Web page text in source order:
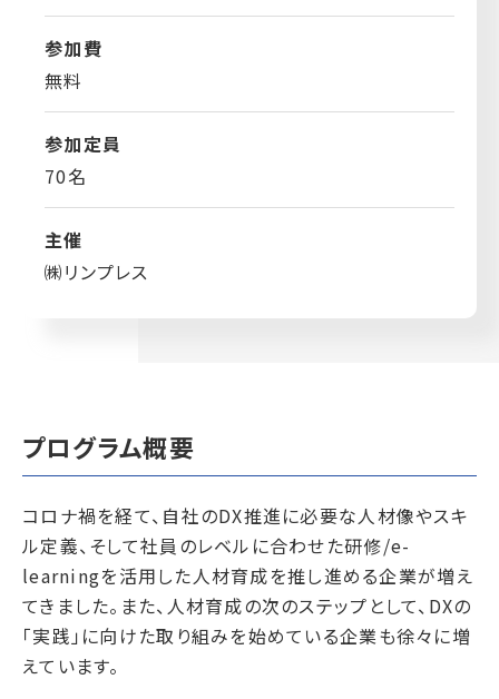
参加費
無料
参加定員
70名
主催
㈱リンプレス
プログラム概要
コロナ禍を経て、自社のDX推進に必要な人材像やスキ
ル定義、そして社員のレベルに合わせた研修/e-
learningを活用した人材育成を推し進める企業が増え
てきました。また、人材育成の次のステップとして、DXの
「実践」に向けた取り組みを始めている企業も徐々に増
えています。